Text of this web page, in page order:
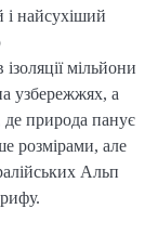
найсухіший
мільйони
узбережжях, а
природа панує
розмірами, але
Альп